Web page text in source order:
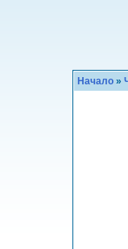
Начало »